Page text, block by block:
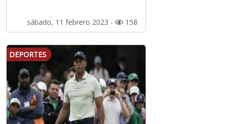
sábado, 11 febrero 2023 - 158
DEPORTES